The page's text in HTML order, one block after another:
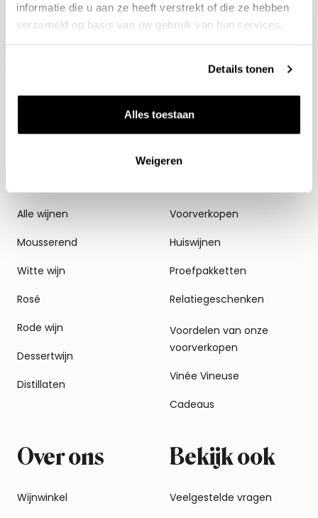
informatie die u aan ze heeft verstrekt of die ze hebben
verzameld op basis van uw gebruik van hun services.
Details tonen
Alles toestaan
Weigeren
Aanmelden
Alle wijnen
Mousserend
Witte wijn
Rosé
Rode wijn
Dessertwijn
Distillaten
Thema's
Voorverkopen
Huiswijnen
Proefpakketten
Relatiegeschenken
Voordelen van onze
voorverkopen
Vinée Vineuse
Cadeaus
Over ons
Wijnwinkel
Bekijk ook
Veelgestelde vragen